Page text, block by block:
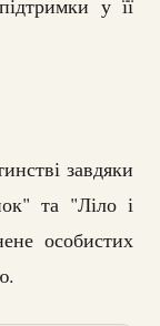
завдяки
та "Ліло і
особистих